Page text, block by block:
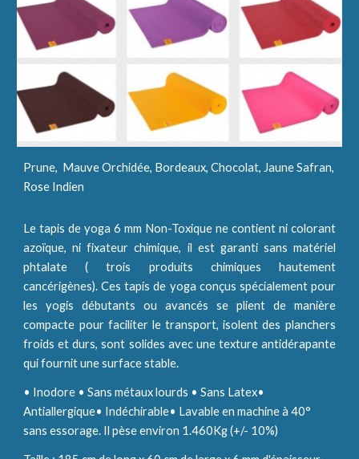
Prune, Mauve Orchidée, Bordeaux, Chocolat, Jaune Safran,
Rose Indien
Le tapis de yoga 6 mm Non-Toxique ne contient ni colorant
azoïque, ni fixateur chimique, il est garanti sans matériel
phtalate ( trois produits chimiques hautement
cancérigènes). Ces tapis de yoga conçus spécialement pour
les yogis débutants ou avancés se plient de manière
compacte pour faciliter le transport, isolent des planchers
froids et durs, sont solides avec une texture antidérapante
qui fournit une surface stable.
• Inodore • Sans métaux lourds • Sans Latex•
Antiallergique• Indéchirable• Lavable en machine à 40°
sans essorage. Il pèse environ 1.460Kg (+/- 10%)